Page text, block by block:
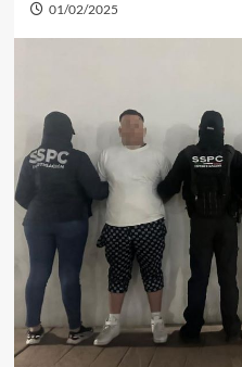
01/02/2025